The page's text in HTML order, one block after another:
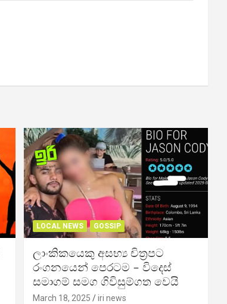
LOCAL NEWS GOSSIP
ලාංකිකයෙකු අසභ්‍ය චිත්‍රපට
රංගනයෙන් පෙරටම – විදෙස්
සමාගම් සමග ගිවිසුම්ගත වෙයි
March 18, 2025 iri news